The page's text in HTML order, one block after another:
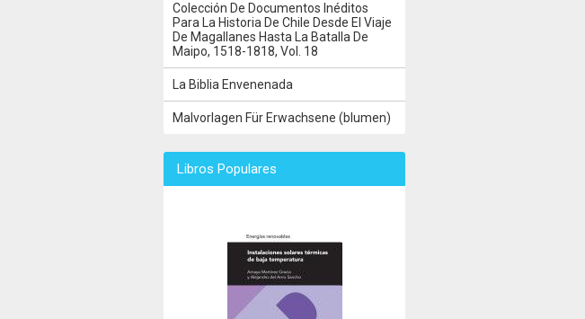
Colección De Documentos Inéditos
Para La Historia De Chile Desde El Viaje
De Magallanes Hasta La Batalla De
Maipo, 1518-1818, Vol. 18
La Biblia Envenenada
Malvorlagen Für Erwachsene (blumen)
Libros Populares